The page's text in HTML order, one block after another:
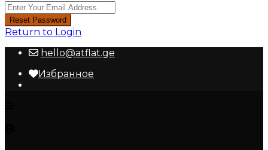
Reset Password
Return to Login
hello@atflat.ge
Избранное